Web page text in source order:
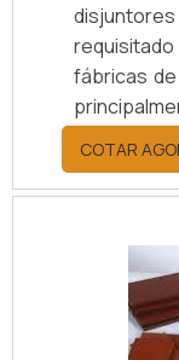
fábricas
a
instalações
SAIBA
certa
maiores
COTAR